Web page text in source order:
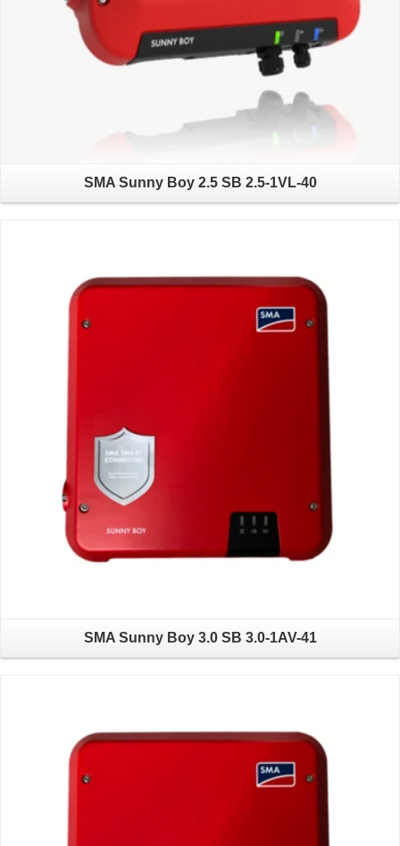
SMA Sunny Boy 2.5 SB 2.5-1VL-40
SMA Sunny Boy 3.0 SB 3.0-1AV-41